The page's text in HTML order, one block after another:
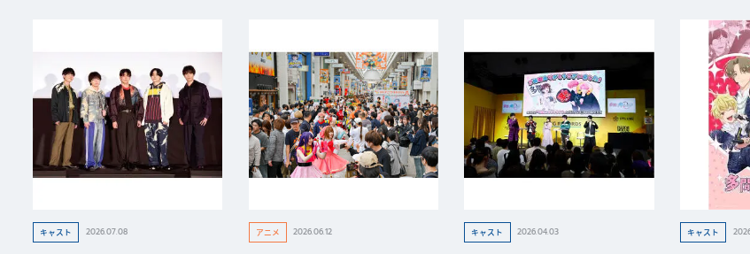
キャスト 2026.07.08 アニメ 2026.06.12 キャスト 2026.04.03 キャスト